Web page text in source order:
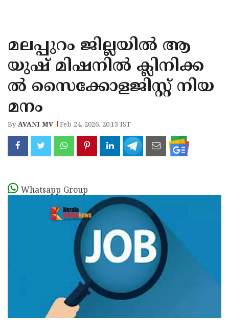
KANNUR
KASARAGOD
മലപ്പുറം ജില്ലയിൽ ആ
യുഷ് മിഷനിൽ ക്ലിനിക്ക
ൽ സൈക്കോളജിസ്റ്റ് നിയ
മനം
ByAVANI MV Feb 24, 2026, 20:13 IST
Whatsapp Group